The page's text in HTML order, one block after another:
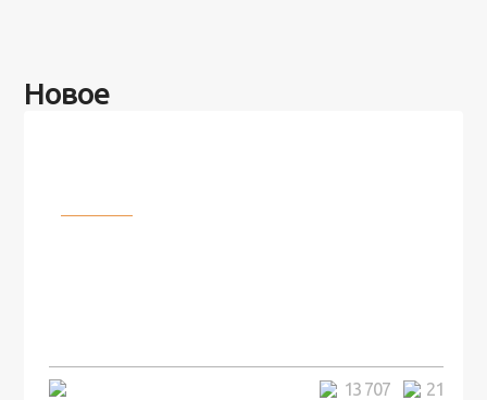
Новое
21
13 707